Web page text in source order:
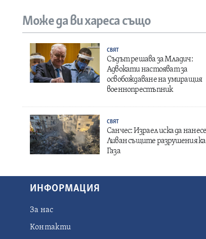
Може да ви хареса също
СВЯТ
Съдът решава за Младич:
Адвокати настояват за
освобождаване на умиращия
военнопрестъпник
СВЯТ
Санчес: Израел иска да
Ливан същите разрушения
Газа
ИНФОРМАЦИЯ
За нас
Контакти